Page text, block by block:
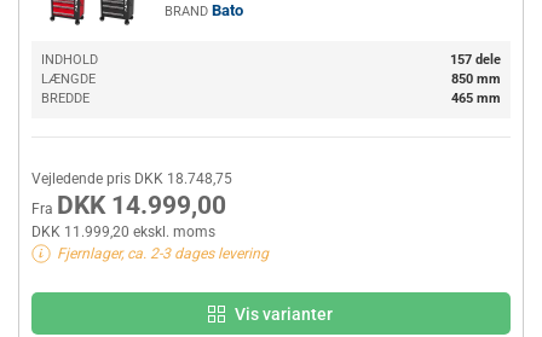
BRAND Bato
INDHOLD
157 dele
LÆNGDE
850 mm
BREDDE
465 mm
Vejledende pris DKK 18.748,75
Fra DKK 14.999,00
DKK 11.999,20 ekskl. moms
Fjernlager, ca. 2-3 dages levering
Vis varianter